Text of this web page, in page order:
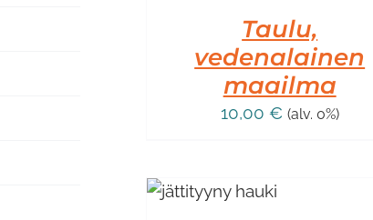
Taulu,
vedenalainen
maailma
10,00 € (alv. 0%)